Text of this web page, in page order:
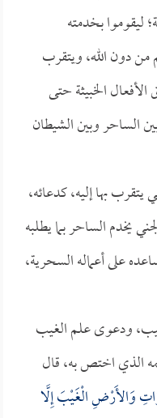
ليقوموا بخدمته
دون الله، ويتقرب
الخبيثة حتى
الساحر وبين الشيطان
يتقرب بها إليه، كدعائه،
يخدم الساحر بما يطلبه
على أعماله السحرية،
ودعوى علم الغيب
الذي اختص به، قال
وَالأَرْضِ الْغَيْبَ إِلَّا